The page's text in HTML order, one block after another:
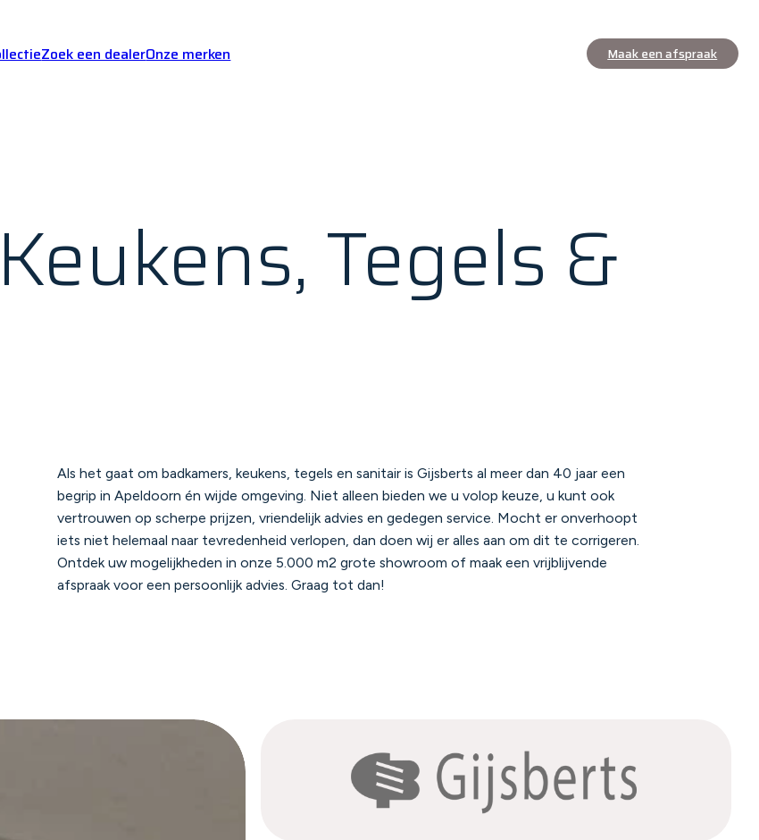
Zoek een dealerOnze merken Maak een afspraak
Tegels &
Als het gaat om badkamers, keukens, tegels en sanitair is Gijsberts al meer dan 40 jaar een
begrip in Apeldoorn én wijde omgeving. Niet alleen bieden we u volop keuze, u kunt ook
vertrouwen op scherpe prijzen, vriendelijk advies en gedegen service. Mocht er onverhoopt
iets niet helemaal naar tevredenheid verlopen, dan doen wij er alles aan om dit te corrigeren.
Ontdek uw mogelijkheden in onze 5.000 m2 grote showroom of maak een vrijblijvende
afspraak voor een persoonlijk advies. Graag tot dan!